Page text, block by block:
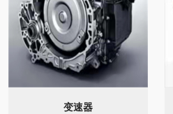
变速器